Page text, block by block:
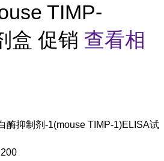
TIMP-
盒 促销 查看相
酶抑制剂-1(mouse TIMP-1)ELISA试